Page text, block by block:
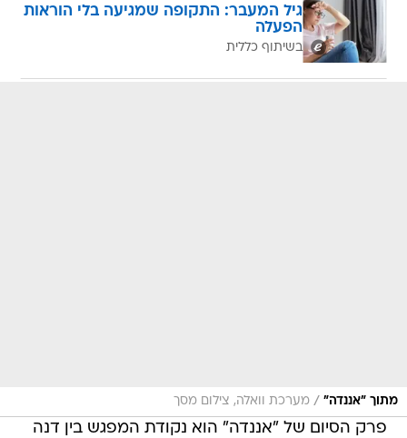
גיל המעבר: התקופה שמגיעה בלי הוראות
הפעלה
בשיתוף כללית
מתוך "אננדה" / מערכת וואלה, צילום מסך
פרק הסיום של "אננדה" הוא נקודת המפגש בין דנה